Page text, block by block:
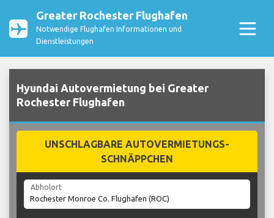
Greater Rochester Flughafen
Notwendige Flughafen Informationen und
Dienstleistungen
Hyundai Autovermietung bei Greater
Rochester Flughafen
UNSCHLAGBARE AUTOVERMIETUNGS-
SCHNÄPPCHEN
Abholort